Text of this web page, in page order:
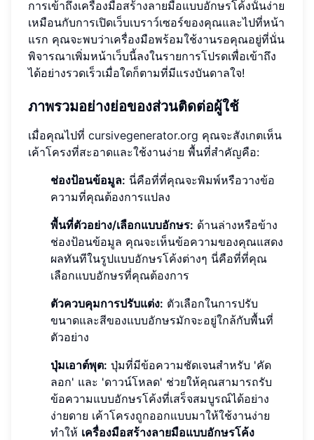
การเข้าถึงเครื่องมือสร้างลายมือแบบอักษรโค้งนั้นง่าย
เหมือนกับการเปิดเว็บเบราว์เซอร์ของคุณและไปที่หน้า
แรก คุณจะพบว่าเครื่องมือพร้อมใช้งานรอคุณอยู่ที่นั่น
พิจารณาเพิ่มหน้าเว็บนี้ลงในรายการโปรดเพื่อเข้าถึง
ได้อย่างรวดเร็วเมื่อใดก็ตามที่มีแรงบันดาลใจ!
ภาพรวมอย่างย่อของส่วนติดต่อผู้ใช้
เมื่อคุณไปที่ cursivegenerator.org คุณจะสังเกตเห็น
เค้าโครงที่สะอาดและใช้งานง่าย พื้นที่สำคัญคือ:
ช่องป้อนข้อมูล: นี่คือที่ที่คุณจะพิมพ์หรือวางข้อ
ความที่คุณต้องการแปลง
พื้นที่ตัวอย่าง/เลือกแบบอักษร: ด้านล่างหรือข้าง
ช่องป้อนข้อมูล คุณจะเห็นข้อความของคุณแสดง
ผลทันทีในรูปแบบอักษรโค้งต่างๆ นี่คือที่ที่คุณ
เลือกแบบอักษรที่คุณต้องการ
ตัวควบคุมการปรับแต่ง: ตัวเลือกในการปรับ
ขนาดและสีของแบบอักษรมักจะอยู่ใกล้กับพื้นที่
ตัวอย่าง
ปุ่มเอาต์พุต: ปุ่มที่มีข้อความชัดเจนสำหรับ 'คัด
ลอก' และ 'ดาวน์โหลด' ช่วยให้คุณสามารถรับ
ข้อความแบบอักษรโค้งที่เสร็จสมบูรณ์ได้อย่าง
ง่ายดาย เค้าโครงถูกออกแบบมาให้ใช้งานง่าย
ทำให้ เครื่องมือสร้างลายมือแบบอักษรโค้ง